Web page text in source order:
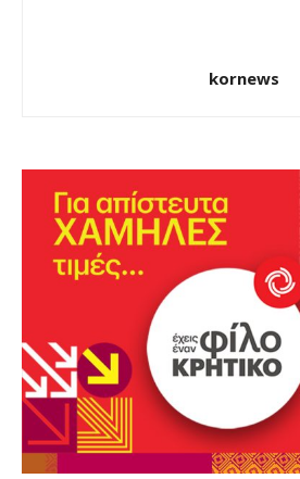
kornews